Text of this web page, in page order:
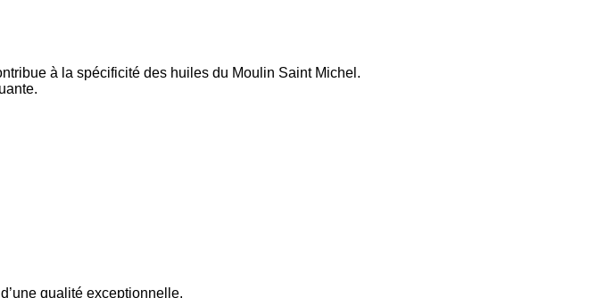
à la spécificité des huiles du Moulin Saint Michel.
qualité exceptionnelle.